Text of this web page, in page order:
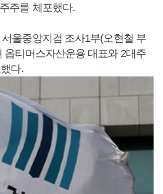
주를 체포했다.
울중앙지검 조사1부(오현철 부
옵티머스자산운용 대표와 2대주
다.